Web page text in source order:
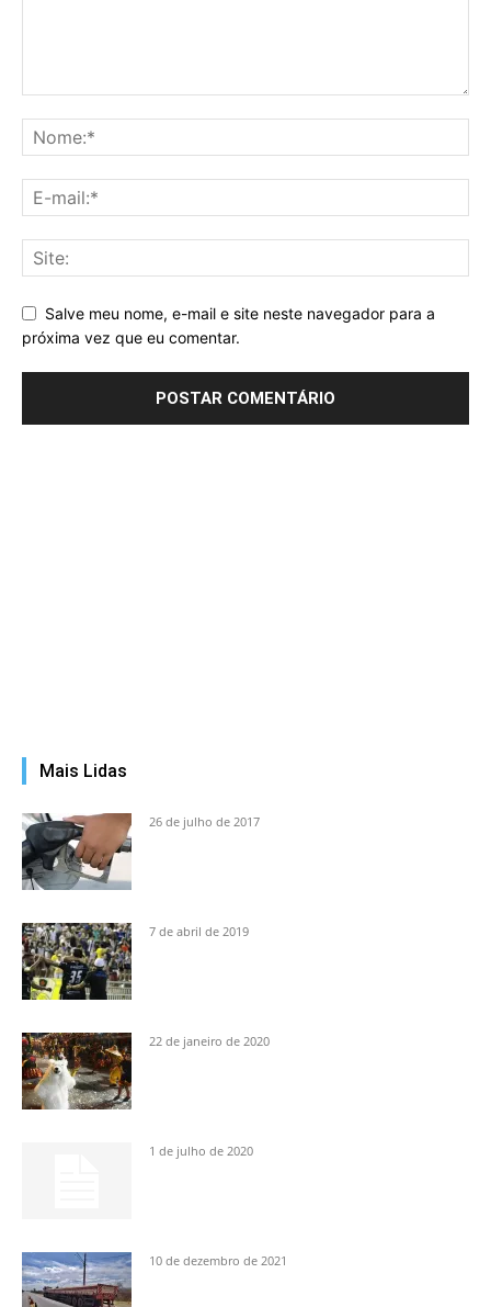
Salve meu nome, e-mail e site neste navegador para a
próxima vez que eu comentar.
Mais Lidas
26 de julho de 2017
7 de abril de 2019
22 de janeiro de 2020
1 de julho de 2020
10 de dezembro de 2021